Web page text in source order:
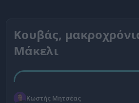
Κουβάς,
Μάκελι
Κωστής Μητσέας